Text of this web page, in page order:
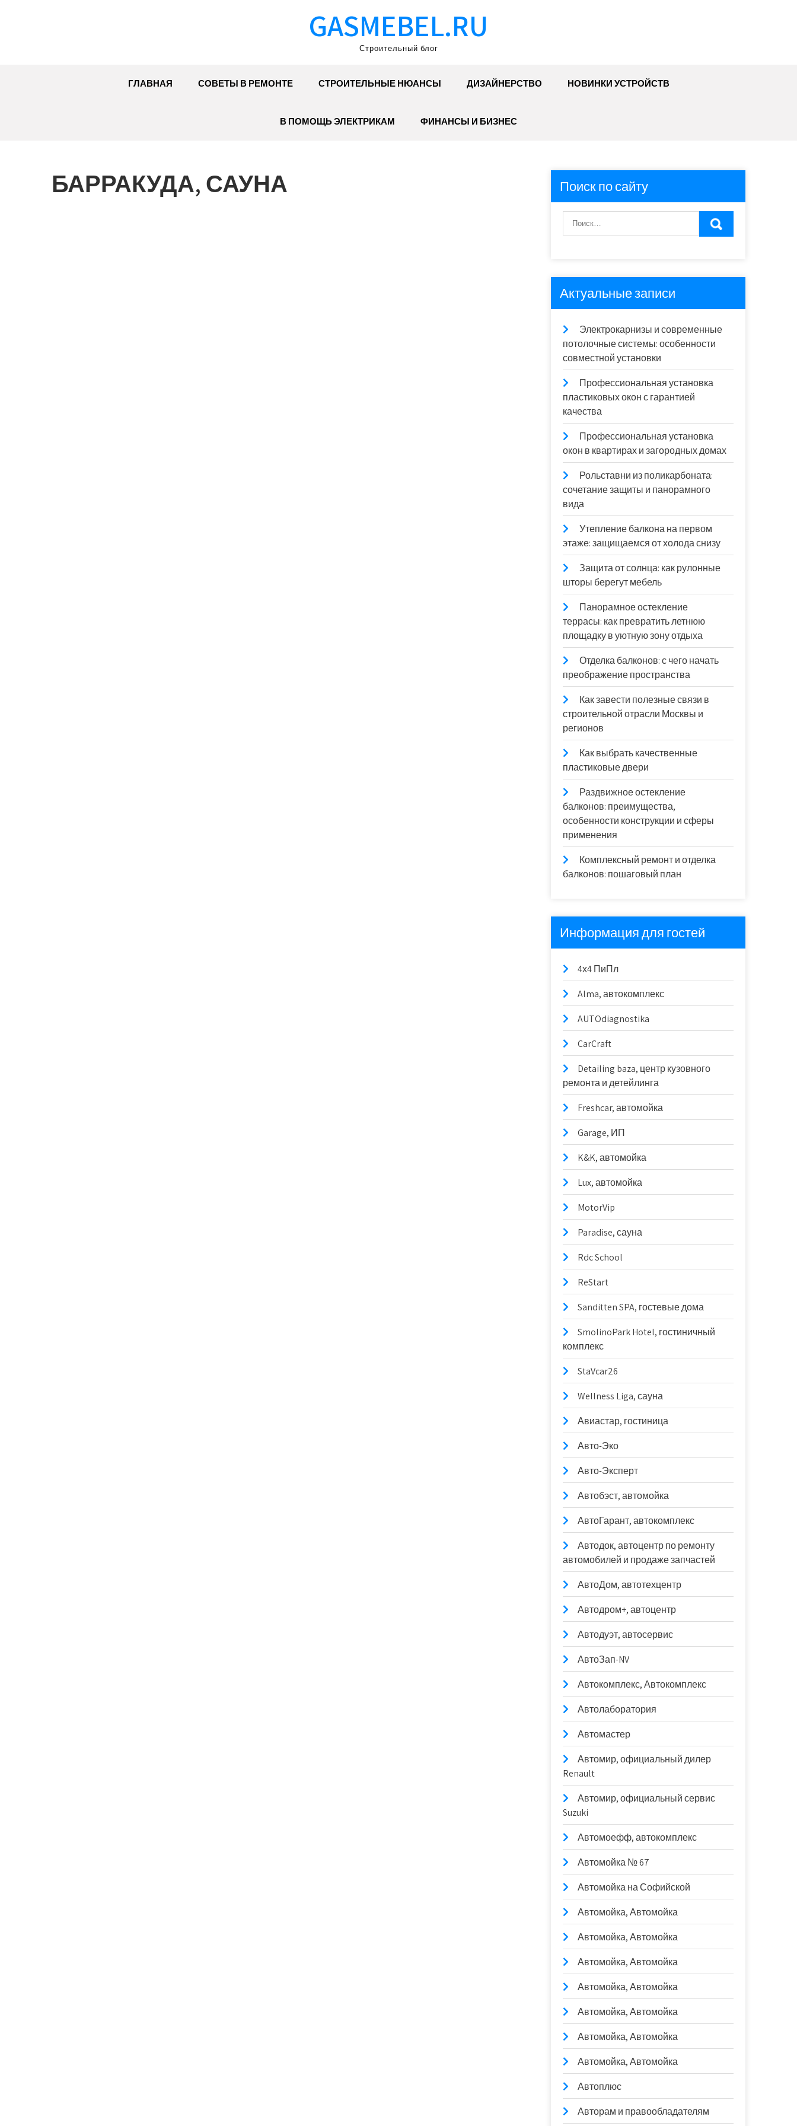
GASMEBEL.RU
Строительный блог
ГЛАВНАЯ СОВЕТЫ В РЕМОНТЕ СТРОИТЕЛЬНЫЕ НЮАНСЫ ДИЗАЙНЕРСТВО НОВИНКИ УСТРОЙСТВ
В ПОМОЩЬ ЭЛЕКТРИКАМ ФИНАНСЫ И БИЗНЕС
БАРРАКУДА, САУНА Поиск по сайту
Актуальные записи
Электрокарнизы и современные
потолочные системы: особенности
совместной установки
Профессиональная установка
пластиковых окон с гарантией
качества
Профессиональная установка
окон в квартирах и загородных домах
Рольставни из поликарбоната:
сочетание защиты и панорамного
вида
Утепление балкона на первом
этаже: защищаемся от холода снизу
Защита от солнца: как рулонные
шторы берегут мебель
Панорамное остекление
террасы: как превратить летнюю
площадку в уютную зону отдыха
Отделка балконов: с чего начать
преображение пространства
Как завести полезные связи в
строительной отрасли Москвы и
регионов
Как выбрать качественные
пластиковые двери
Раздвижное остекление
балконов: преимущества,
особенности конструкции и сферы
применения
Комплексный ремонт и отделка
балконов: пошаговый план
Информация для гостей
4х4 ПиПл
Alma, автокомплекс
AUTOdiagnostika
CarCraft
Detailing baza, центр кузовного
ремонта и детейлинга
Freshcar, автомойка
Garage, ИП
K&K, автомойка
Lux, автомойка
MotorVip
Paradise, сауна
Rdc School
ReStart
Sanditten SPA, гостевые дома
SmolinoPark Hotel, гостиничный
комплекс
StaVcar26
Wellness Liga, сауна
Авиастар, гостиница
Авто-Эко
Авто-Эксперт
Автобэст, автомойка
АвтоГарант, автокомплекс
Автодок, автоцентр по ремонту
автомобилей и продаже запчастей
АвтоДом, автотехцентр
Автодром+, автоцентр
Автодуэт, автосервис
АвтоЗап-NV
Автокомплекс, Автокомплекс
Автолаборатория
Автомастер
Автомир, официальный дилер
Renault
Автомир, официальный сервис
Suzuki
Автомоефф, автокомплекс
Автомойка № 67
Автомойка на Софийской
Автомойка, Автомойка
Автомойка, Автомойка
Автомойка, Автомойка
Автомойка, Автомойка
Автомойка, Автомойка
Автомойка, Автомойка
Автомойка, Автомойка
Автоплюс
Авторам и правообладателям